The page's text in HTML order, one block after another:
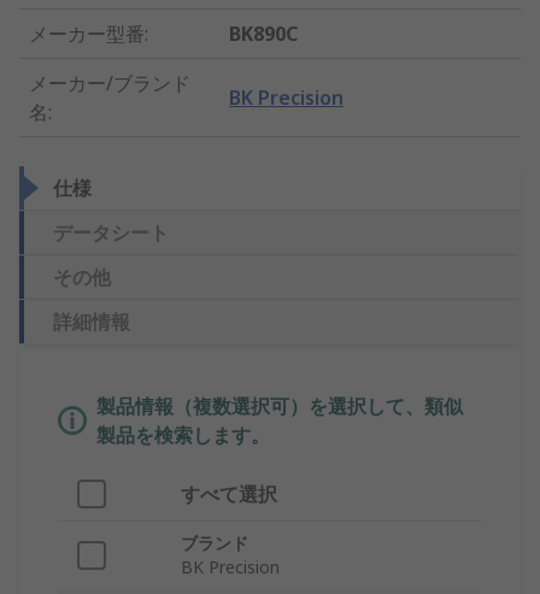
メーカー型番:
BK890C
メーカー/ブランド
名:
BK Precision
仕様
データシート
その他
詳細情報
製品情報（複数選択可）を選択して、類似
製品を検索します。
すべて選択
ブランド
BK Precision